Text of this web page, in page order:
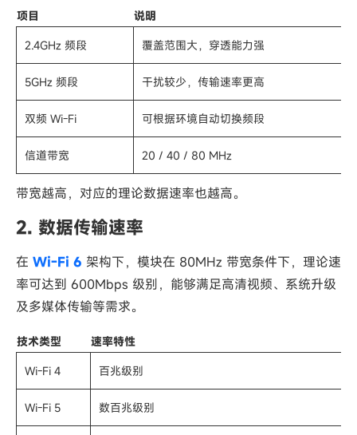
项目
说明
2.4GHz 频段
覆盖范围大，穿透能力强
5GHz 频段 干扰较少，传输速率更高
双频 Wi-Fi 可根据环境自动切换频段
信道带宽 20 / 40 / 80 MHz
带宽越高，对应的理论数据速率也越高。
2. 数据传输速率
在 Wi-Fi 6 架构下，模块在 80MHz 带宽条件下，理论速
率可达到 600Mbps 级别，能够满足高清视频、系统升级
及多媒体传输等需求。
技术类型
速率特性
Wi-Fi 4
百兆级别
Wi-Fi 5 数百兆级别